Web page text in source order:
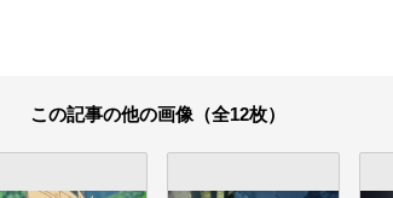
この記事の他の画像（全12枚）